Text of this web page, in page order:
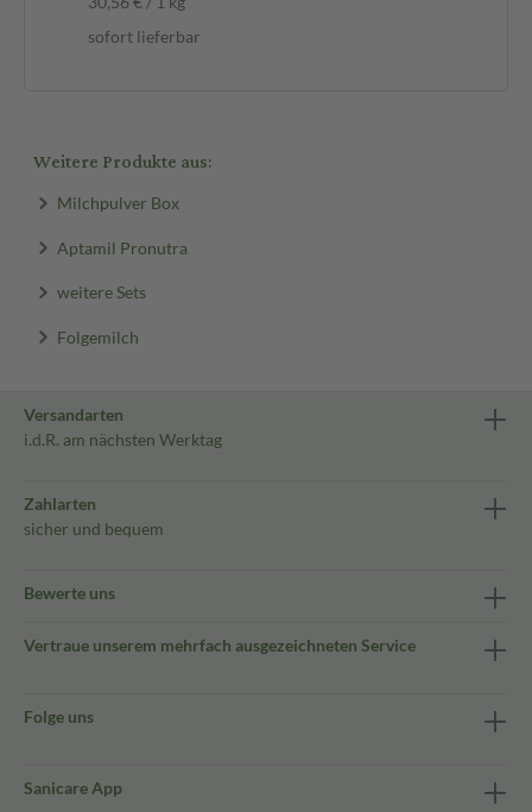
sofort lieferbar
Weitere Produkte aus:
Milchpulver Box
Aptamil Pronutra
weitere Sets
Folgemilch
Versandarten
i.d.R. am nächsten Werktag
Zahlarten
sicher und bequem
Bewerte uns
Vertraue unserem mehrfach ausgezeichneten Service
Folge uns
Sanicare App